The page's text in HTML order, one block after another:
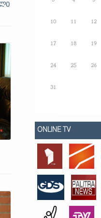
10 11 12
17 18 19
24 25 26
31
ONLINE TV